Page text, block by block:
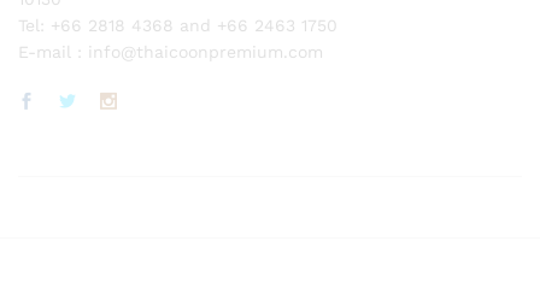
Tel: +66 2818 4368 and +66 2463 1750
E-mail : info@thaicoonpremium.com